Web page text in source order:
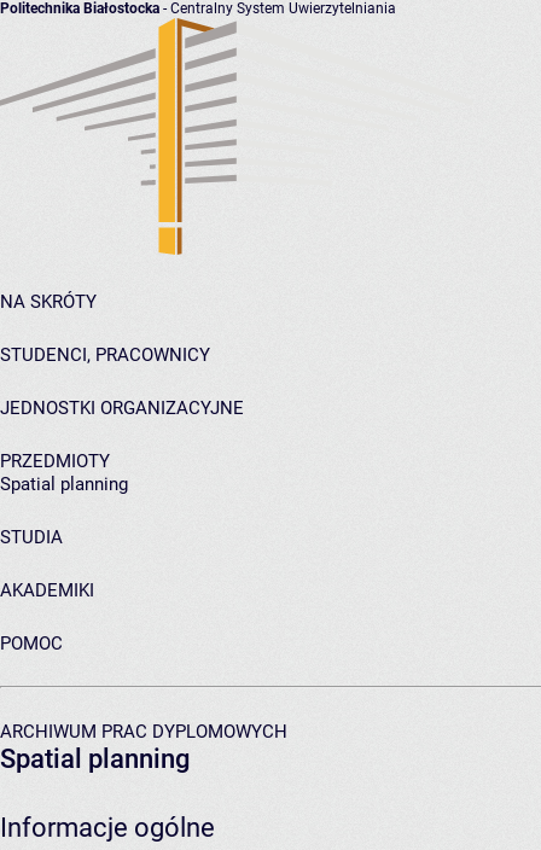
Politechnika Białostocka - Centralny System Uwierzytelniania
NA SKRÓTY
STUDENCI, PRACOWNICY
JEDNOSTKI ORGANIZACYJNE
PRZEDMIOTY
Spatial planning
STUDIA
AKADEMIKI
POMOC
ARCHIWUM PRAC DYPLOMOWYCH
Spatial planning
Informacje ogólne